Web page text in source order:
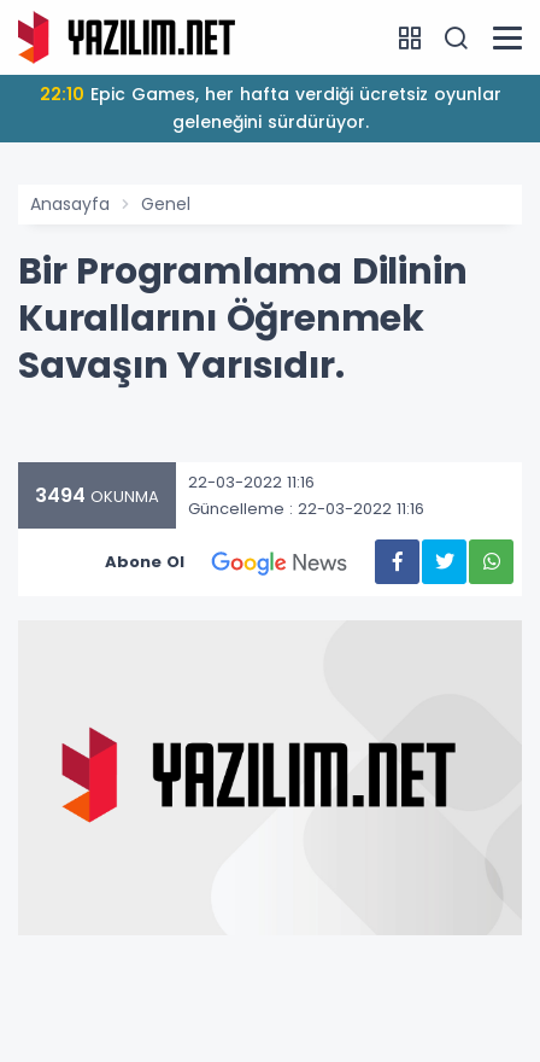
22:10
geleneğini sürdürüyor.
Anasayfa Genel
Bir Programlama Dilinin
Kurallarını Öğrenmek
Savaşın Yarısıdır.
3494 OKUNMA
22-03-2022 11:16
Güncelleme : 22-03-2022 11:16
Abone Ol